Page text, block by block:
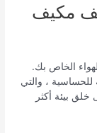
مكيف
الخاص بك.
، والتي
خلق بيئة أكثر